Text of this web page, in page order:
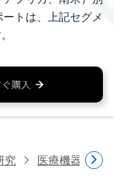
トは、上記セグメ
究 医療機器研究